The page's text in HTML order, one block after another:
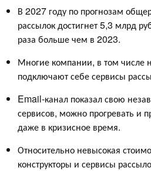
В 2027 году по прогнозам
рассылок достигнет 5,3 млрд
раза больше чем в 2023.
Многие компании, в том числе
подключают себе сервисы
Email-канал показал свою
сервисов, можно прогревать и
даже в кризисное время.
Относительно невысокая
конструкторы и сервисы